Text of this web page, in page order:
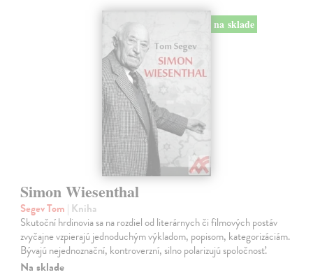
na sklade
Simon Wiesenthal
Segev Tom | Kniha
Skutoční hrdinovia sa na rozdiel od literárnych či filmových postáv
zvyčajne vzpierajú jednoduchým výkladom, popisom, kategorizáciám.
Bývajú nejednoznační, kontroverzní, silno polarizujú spoločnosť.
Na sklade